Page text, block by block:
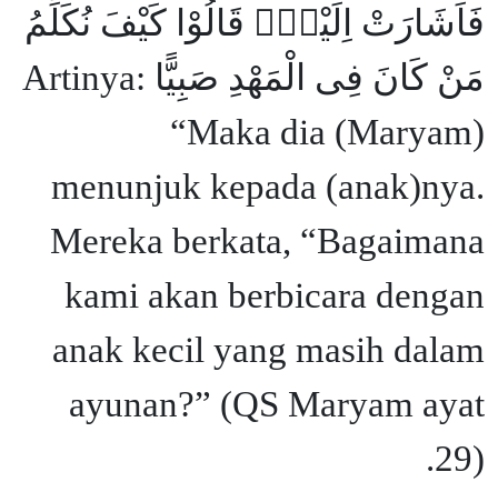
فَاَشَارَتْ اِلَيْهِۗ قَالُوْا كَيْفَ نُكَلِّمُ
مَنْ كَانَ فِى الْمَهْدِ صَبِيًّا Artinya:
“Maka dia (Maryam)
menunjuk kepada (anak)nya.
Mereka berkata, “Bagaimana
kami akan berbicara dengan
anak kecil yang masih dalam
ayunan?” (QS Maryam ayat
29).